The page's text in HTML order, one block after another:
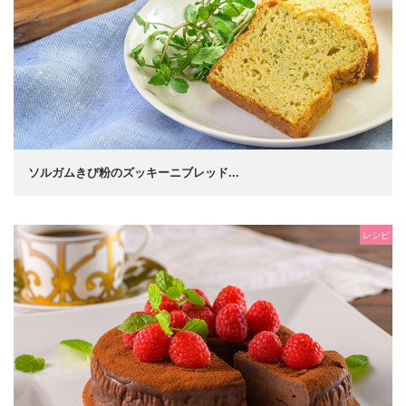
ソルガムきび粉のズッキーニブレッド...
レシピ